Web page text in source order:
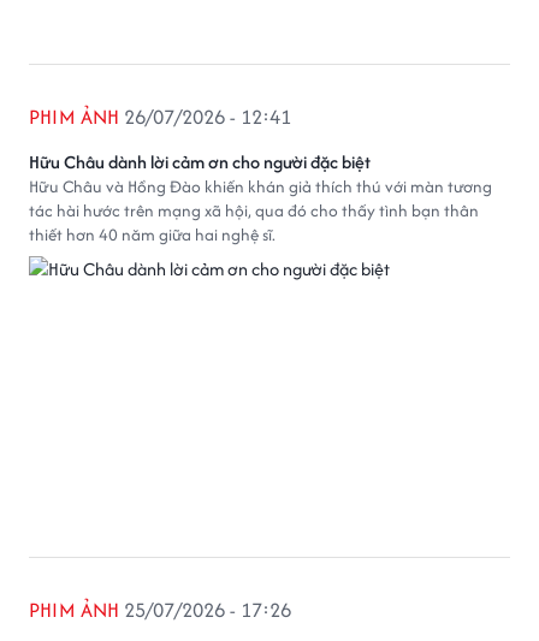
Hữu Châu dành lời cảm ơn cho người đặc biệt
PHIM ẢNH 26/07/2026 - 12:41
Hữu Châu và Hồng Đào khiến khán giả thích thú với màn tương
tác hài hước trên mạng xã hội, qua đó cho thấy tình bạn thân
thiết hơn 40 năm giữa hai nghệ sĩ.
PHIM ẢNH 25/07/2026 - 17:26